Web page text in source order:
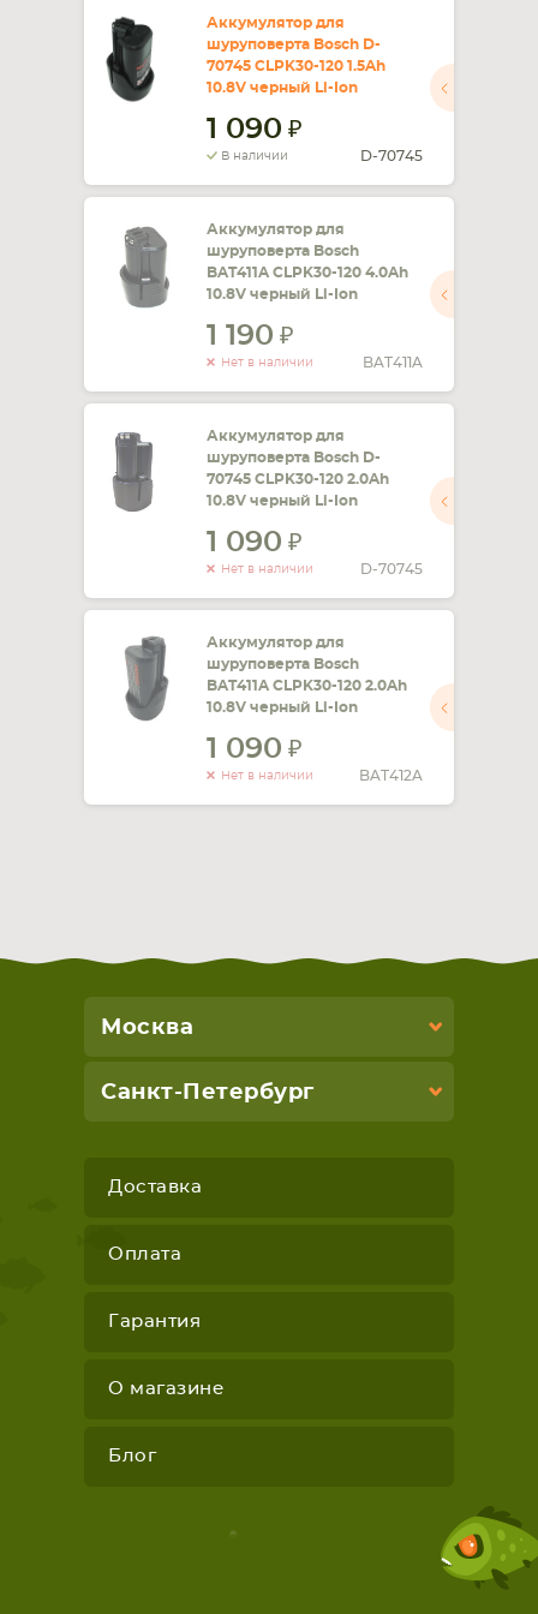
КОМПЛЕКТУЮЩИЕ
Аккумулятор для
шуруповерта Bosch D-
70745 CLPK30-120 1.5Ah
10.8V черный Li-Ion
1 090
В наличии D-70745
Аккумулятор для
шуруповерта Bosch
BAT411A CLPK30-120 4.0Ah
10.8V черный Li-Ion
1 190
Нет в наличии BAT411A
Аккумулятор для
шуруповерта Bosch D-
70745 CLPK30-120 2.0Ah
10.8V черный Li-Ion
1 090
Нет в наличии D-70745
Аккумулятор для
шуруповерта Bosch
BAT411A CLPK30-120 2.0Ah
10.8V черный Li-Ion
1 090
Нет в наличии BAT412A
Москва
Санкт-Петербург
Доставка
Оплата
Гарантия
О магазине
Блог